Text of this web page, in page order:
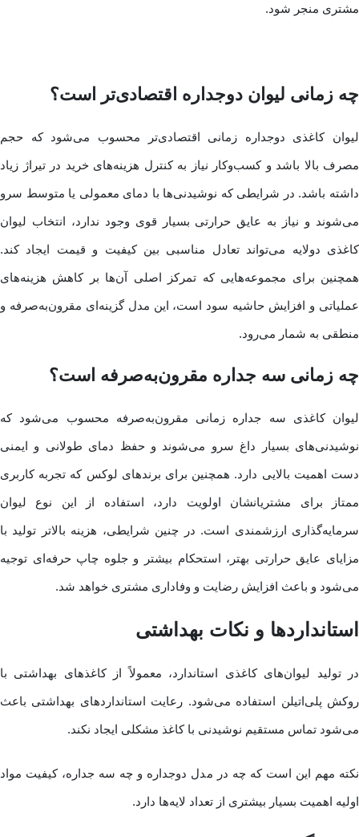
مشتری منجر شود.
چه زمانی لیوان دوجداره اقتصادی‌تر است؟
لیوان کاغذی دوجداره زمانی اقتصادی‌تر محسوب می‌شود که حجم
مصرف بالا باشد و کسب‌وکار نیاز به کنترل هزینه‌های خرید در تیراژ زیاد
داشته باشد. در شرایطی که نوشیدنی‌ها با دمای معمولی یا متوسط سرو
می‌شوند و نیاز به عایق حرارتی بسیار قوی وجود ندارد، انتخاب لیوان
کاغذی دولایه می‌تواند تعادل مناسبی بین کیفیت و قیمت ایجاد کند.
همچنین برای مجموعه‌هایی که تمرکز اصلی آن‌ها بر کاهش هزینه‌های
عملیاتی و افزایش حاشیه سود است، این مدل گزینه‌ای مقرون‌به‌صرفه و
منطقی به شمار می‌رود.
چه زمانی سه جداره مقرون‌به‌صرفه است؟
لیوان کاغذی سه جداره زمانی مقرون‌به‌صرفه محسوب می‌شود که
نوشیدنی‌های بسیار داغ سرو می‌شوند و حفظ دمای طولانی و ایمنی
دست اهمیت بالایی دارد. همچنین برای برندهای لوکس که تجربه کاربری
ممتاز برای مشتریانشان اولویت دارد، استفاده از این نوع لیوان
سرمایه‌گذاری ارزشمندی است. در چنین شرایطی، هزینه بالاتر تولید با
مزایای عایق حرارتی بهتر، استحکام بیشتر و جلوه چاپ حرفه‌ای توجیه
می‌شود و باعث افزایش رضایت و وفاداری مشتری خواهد شد.
استانداردها و نکات بهداشتی
در تولید لیوان‌های کاغذی استاندارد، معمولاً از کاغذهای بهداشتی با
روکش پلی‌اتیلن استفاده می‌شود. رعایت استانداردهای بهداشتی باعث
می‌شود تماس مستقیم نوشیدنی با کاغذ مشکلی ایجاد نکند.
نکته مهم این است که چه در مدل دوجداره و چه سه جداره، کیفیت مواد
اولیه اهمیت بسیار بیشتری از تعداد لایه‌ها دارد.